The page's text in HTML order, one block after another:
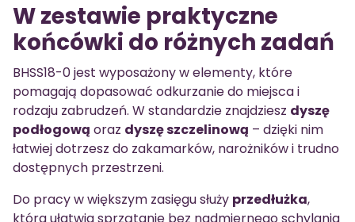
W zestawie praktyczne
końcówki do różnych zadań
BHSS18-0 jest wyposażony w elementy, które
pomagają dopasować odkurzanie do miejsca i
rodzaju zabrudzeń. W standardzie znajdziesz dyszę
podłogową oraz dyszę szczelinową – dzięki nim
łatwiej dotrzesz do zakamarków, narożników i trudno
dostępnych przestrzeni.
Do pracy w większym zasięgu służy przedłużka,